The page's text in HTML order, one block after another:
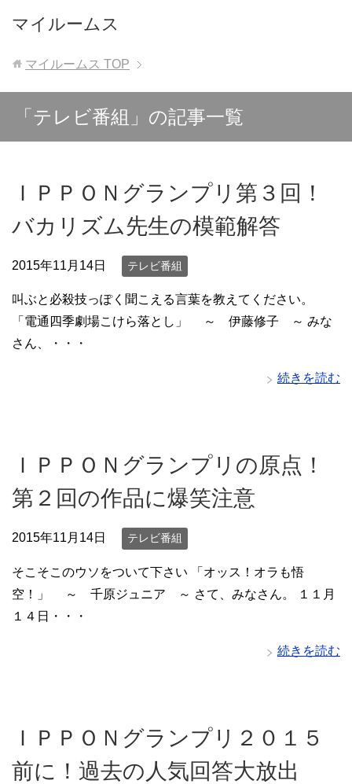
マイルームス
マイルームス TOP
「テレビ番組」の記事一覧
ＩＰＰＯＮグランプリ第３回！
バカリズム先生の模範解答
2015年11月14日 テレビ番組
叫ぶと必殺技っぽく聞こえる言葉を教えてください。
「電通四季劇場こけら落とし」 ～ 伊藤修子 ～ みな
さん、・・・
続きを読む
ＩＰＰＯＮグランプリの原点！
第２回の作品に爆笑注意
2015年11月14日 テレビ番組
そこそこのウソをついて下さい 「オッス！オラも悟
空！」 ～ 千原ジュニア ～ さて、みなさん。 １１月
１４日・・・
続きを読む
ＩＰＰＯＮグランプリ２０１５
前に！過去の人気回答大放出